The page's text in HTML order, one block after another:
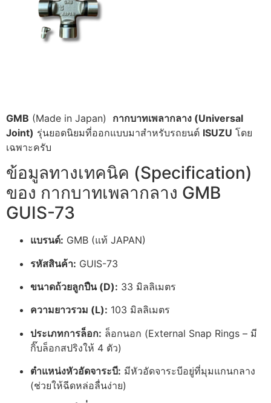
GMB (Made in Japan) กากบาทเพลากลาง (Universal
Joint) รุ่นยอดนิยมที่ออกแบบมาสำหรับรถยนต์ ISUZU โดย
เฉพาะครับ
ข้อมูลทางเทคนิค (Specification)
ของ กากบาทเพลากลาง GMB
GUIS-73
แบรนด์: GMB (แท้ JAPAN)
รหัสสินค้า: GUIS-73
ขนาดถ้วยลูกปืน (D): 33 มิลลิเมตร
ความยาวรวม (L): 103 มิลลิเมตร
ประเภทการล็อก: ล็อกนอก (External Snap Rings – มี
กิ๊บล็อกสปริงให้ 4 ตัว)
ตำแหน่งหัวอัดจาระบี: มีหัวอัดจาระบีอยู่ที่มุมแกนกลาง
(ช่วยให้ฉีดหล่อลื่นง่าย)